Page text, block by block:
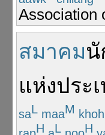
Association
สมาคม
แห่งประ
saL maaM
H L H